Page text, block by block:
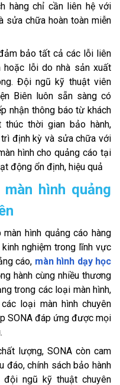
hàng chỉ cần liên hệ với
sửa chữa hoàn toàn miễn
bảo tất cả các lỗi liên
hoặc lỗi do nhà sản xuất
Đội ngũ kỹ thuật viên
Biên luôn sẵn sàng có
nhận thông báo từ khách
thúc thời gian bảo hành,
định kỳ và sửa chữa với
hình cho quảng cáo tại
động ổn định, hiệu quả
hình quảng
hình quảng cáo hàng
nghiệm trong lĩnh vực
cáo, màn hình dạy học
hành cùng nhiều thương
trong các loại màn hình,
loại màn hình chuyên
SONA đáp ứng được mọi
lượng, SONA còn cam
đáo, chính sách bảo hành
ngũ kỹ thuật chuyên